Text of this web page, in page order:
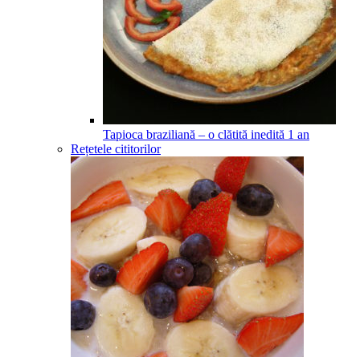
Tapioca braziliană – o clătită inedită 1 an
Rețetele cititorilor